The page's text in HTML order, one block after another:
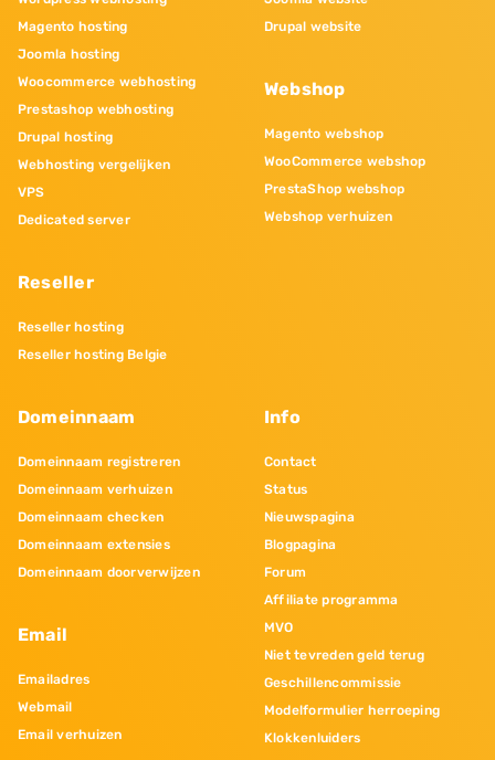
Magento hosting
Joomla hosting
Woocommerce webhosting
Prestashop webhosting
Drupal hosting
Webhosting vergelijken
VPS
Dedicated server
Reseller
Reseller hosting
Reseller hosting Belgie
Drupal website
Webshop
Magento webshop
WooCommerce webshop
PrestaShop webshop
Webshop verhuizen
Domeinnaam
Domeinnaam registreren
Domeinnaam verhuizen
Domeinnaam checken
Domeinnaam extensies
Domeinnaam doorverwijzen
Email
Emailadres
Webmail
Email verhuizen
Info
Contact
Status
Nieuwspagina
Blogpagina
Forum
Affiliate programma
MVO
Niet tevreden geld terug
Geschillencommissie
Modelformulier herroeping
Klokkenluiders